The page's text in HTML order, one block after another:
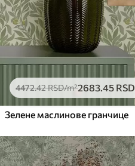
Премиум
5525.00 3315 .00RSD/m²
Премиум
6333.33 .00 RSD /m²
4472.42RSD/m²2683.45 RSD
Зелене маслинове гранчице